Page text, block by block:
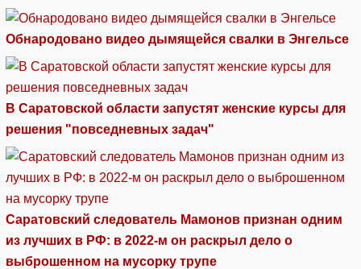
Обнародовано видео дымящейся свалки в Энгельсе
В Саратовской области запустят женские курсы для
решения "повседневных задач"
Саратовский следователь Мамонов признан одним
из лучших в РФ: в 2022-м он раскрыл дело о
выброшенном на мусорку трупе